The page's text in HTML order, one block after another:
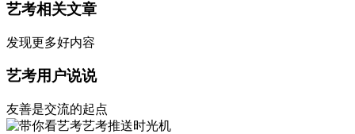
艺考相关文章
发现更多好内容
艺考用户说说
友善是交流的起点
艺考推送时光机